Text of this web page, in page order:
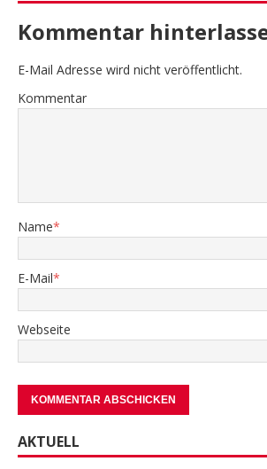
Kommentar
E-Mail Adresse wird nicht veröffentlicht.
Kommentar
Name*
E-Mail*
Webseite
AKTUELL